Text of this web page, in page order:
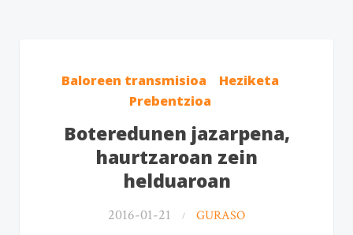
Baloreen transmisioa
Heziketa
Prebentzioa
Boteredunen jazarpena,
haurtzaroan zein
helduaroan
2016-01-21 GURASO